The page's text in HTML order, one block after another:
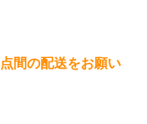
間の配送をお願い